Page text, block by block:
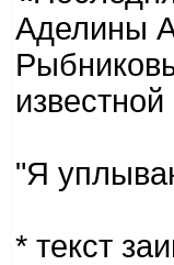
Аделины
"Я
* текст